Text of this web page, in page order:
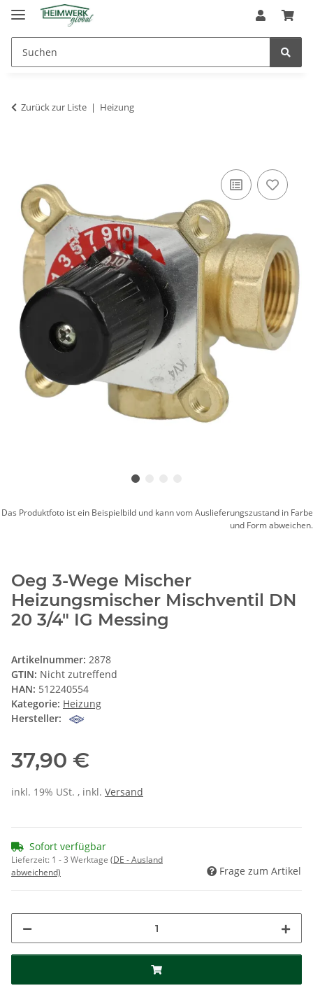
Zurück zur Liste Heizung
Das Produktfoto ist ein Beispielbild und kann vom Auslieferungszustand in Farbe
und Form abweichen.
Oeg 3-Wege Mischer
Heizungsmischer Mischventil DN
20 3/4" IG Messing
Artikelnummer: 2878
GTIN: Nicht zutreffend
HAN: 512240554
Kategorie: Heizung
Hersteller:
37,90 €
inkl. 19% USt. , inkl. Versand
Sofort verfügbar
Lieferzeit: 1 - 3 Werktage (DE - Ausland
abweichend)
Frage zum Artikel